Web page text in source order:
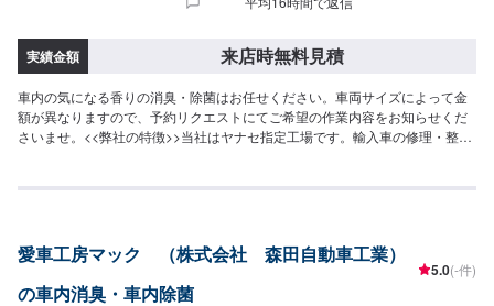
実績金額 来店時無料見積
車内の気になる香りの消臭・除菌はお任せください。車両サイズによって金
額が異なりますので、予約リクエストにてご希望の作業内容をお知らせくだ
さいませ。<<弊社の特徴>>当社はヤナセ指定工場です。輸入車の修理・整備
意しております。<<国家資格を持った整備士が多数在籍>>二級整備士・三級
愛車工房マック （株式会社 森田自動車工業）
の車内消臭・車内除菌
5.0(-件)